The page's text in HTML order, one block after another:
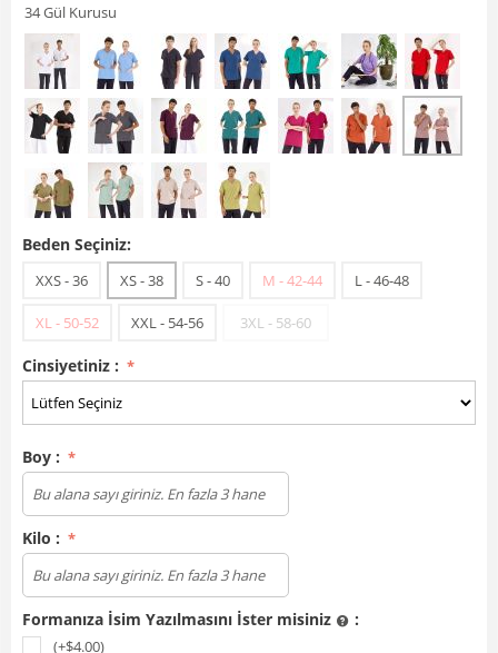
34 Gül Kurusu
Beden Seçiniz:
XXS - 36 XS - 38 S - 40 M - 42-44 L - 46-48
XL - 50-52 XXL - 54-56 3XL - 58-60
Cinsiyetiniz :
Boy :
Kilo :
Formanıza İsim Yazılmasını İster misiniz :
(+$4.00)